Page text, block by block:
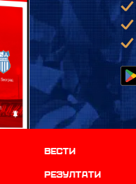
Вести
резултати